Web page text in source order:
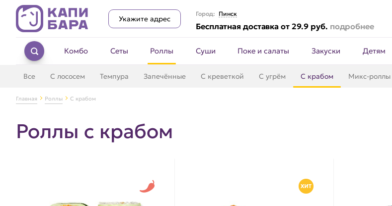
Укажите адрес
Город: Пинск
Бесплатная доставка от 29.9 руб. подробнее
Комбо Сеты Роллы Суши Поке и салаты Закуски Детям
Все С лососем Темпура Запечённые С креветкой С угрём С крабом Микс-роллы
Главная Роллы С крабом
Роллы с крабом